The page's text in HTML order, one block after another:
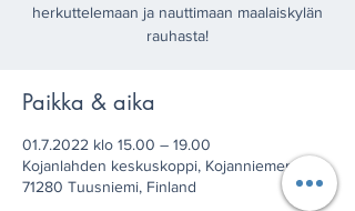
herkuttelemaan ja nauttimaan maalaiskylän
rauhasta!
Paikka & aika
01.7.2022 klo 15.00 – 19.00
Kojanlahden keskuskoppi, Kojanniementie 1,
71280 Tuusniemi, Finland